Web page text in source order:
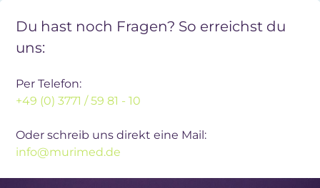
Du hast noch Fragen? So erreichst du
uns:
Per Telefon:
+49 (0) 3771 / 59 81 - 10
Oder schreib uns direkt eine Mail:
info@murimed.de